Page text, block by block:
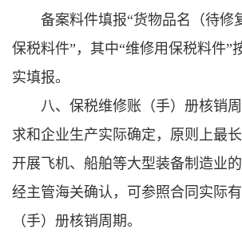
备案料件填报“货物品名（待修
保税料件”，其中“维修用保税料件”
实填报。
八、保税维修账（手）册核销
求和企业生产实际确定，原则上最长
开展飞机、船舶等大型装备制造业的
经主管海关确认，可参照合同实际
（手）册核销周期。